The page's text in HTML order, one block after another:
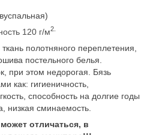
120 г/м2.
полотняного переплетения,
постельного белья.
при этом недорогая. Бязь
как: гигиеничность,
способность на долгие годы
низкая сминаемость.
отличаться, в